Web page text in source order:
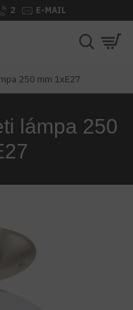
2 E-MAIL
250 mm 1xE27
lámpa 250